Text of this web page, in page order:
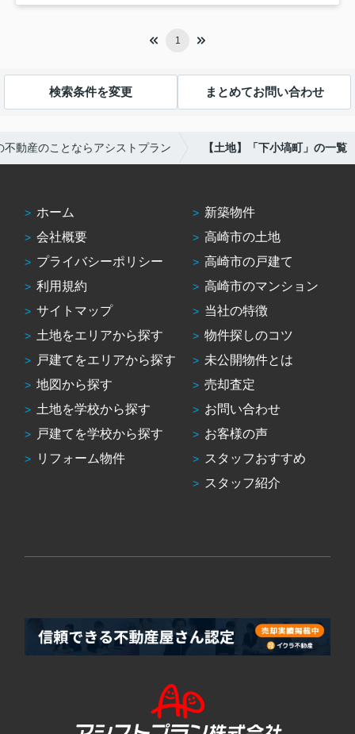
1
検索条件を変更 まとめてお問い合わせ
不動産のことならアシストプラン 【土地】「下小塙町」の一覧
ホーム
会社概要
プライバシーポリシー
利用規約
サイトマップ
土地をエリアから探す
戸建てをエリアから探す
地図から探す
土地を学校から探す
戸建てを学校から探す
リフォーム物件
新築物件
高崎市の土地
高崎市の戸建て
高崎市のマンション
当社の特徴
物件探しのコツ
未公開物件とは
売却査定
お問い合わせ
お客様の声
スタッフおすすめ
スタッフ紹介